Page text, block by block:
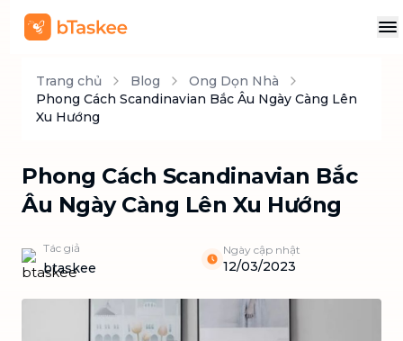
Trang chủ Blog
Ong Dọn Nhà
Phong Cách Scandinavian Bắc Âu Ngày Càng Lên
Xu Hướng
Phong Cách Scandinavian Bắc
Âu Ngày Càng Lên Xu Hướng
Tác giả
btaskee
Ngày cập nhật
12/03/2023